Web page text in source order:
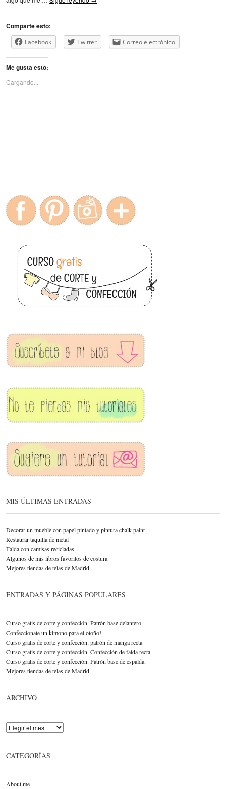
Comparte esto:
Facebook Twitter Correo electrónico
Me gusta esto:
Cargando...
MIS ÚLTIMAS ENTRADAS
Decorar un mueble con papel pintado y pintura chalk paint
Restaurar taquilla de metal
Falda con camisas recicladas
Algunos de mis libros favoritos de costura
Mejores tiendas de telas de Madrid
ENTRADAS Y PÁGINAS POPULARES
Curso gratis de corte y confección. Patrón base delantero.
Confeccionate un kimono para el otoño!
Curso gratis de corte y confección: patrón de manga recta
Curso gratis de corte y confección. Confección de falda recta.
Curso gratis de corte y confección. Patrón base de espalda.
Mejores tiendas de telas de Madrid
ARCHIVO
Archivo
CATEGORÍAS
About me